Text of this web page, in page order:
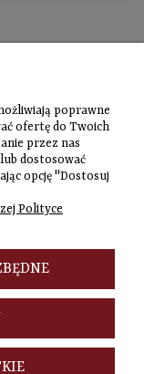
Szybki
kontakt
Zamówienia
al. Jana Pawła
00-148
poprawne
ofertę do Twoich
przez nas
dostosować
opcję "Dostosuj
Polityce